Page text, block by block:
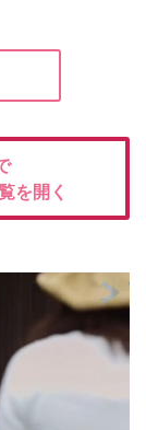
を開く